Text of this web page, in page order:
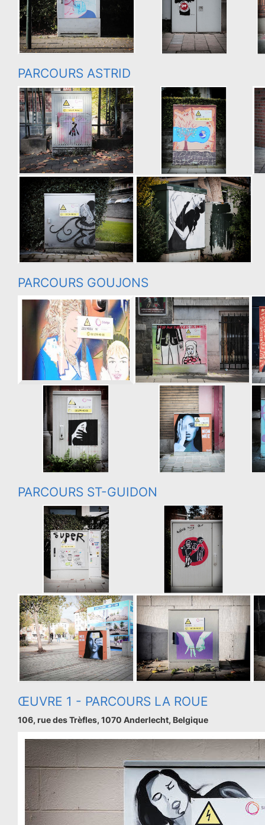
PARCOURS ASTRID
PARCOURS GOUJONS
PARCOURS ST-GUIDON
ŒUVRE 1 - PARCOURS LA ROUE
106, rue des Trèfles, 1070 Anderlecht, Belgique